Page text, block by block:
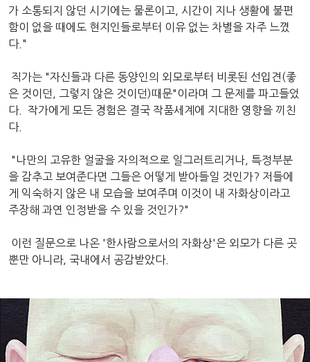
가 소통되지 않던 시기에는 물론이고, 시간이 지나 생활에 불편
함이 없을 때에도 현지인들로부터 이유 없는 차별을 자주 느꼈
다."
직가는 "자신들과 다른 동양인의 외모로부터 비롯된 선입견(좋
은 것이던, 그렇지 않은 것이던)때문"이라며 그 문제를 파고들었
다. 작가에게 모든 경험은 결국 작품세계에 지대한 영향을 끼친
다.
"나만의 고유한 얼굴을 자의적으로 일그러트리거나, 특정부분
을 감추고 보여준다면 그들은 어떻게 받아들일 것인가? 저들에
게 익숙하지 않은 내 모습을 보여주며 이것이 내 자화상이라고
주장해 과연 인정받을 수 있을 것인가?"
이런 질문으로 나온 '한사람으로서의 자화상'은 외모가 다른 곳
뿐만 아니라, 국내에서 공감받았다.